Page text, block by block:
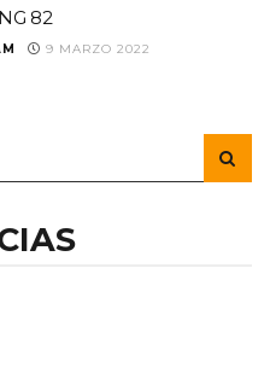
82
9 MARZO 2022